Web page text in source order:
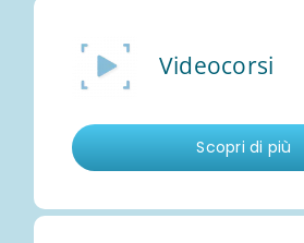
Videocorsi
Scopri di più